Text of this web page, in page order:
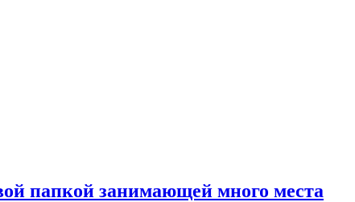
папкой занимающей много места